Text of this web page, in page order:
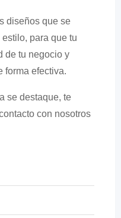
diseños que se
para que tu
de tu negocio y
forma efectiva.
se destaque, te
con nosotros